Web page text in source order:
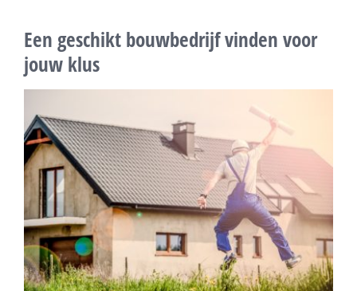
Een geschikt bouwbedrijf vinden voor
jouw klus